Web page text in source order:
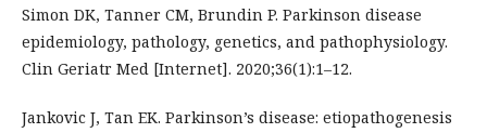
Simon DK, Tanner CM, Brundin P. Parkinson disease
epidemiology, pathology, genetics, and pathophysiology.
Clin Geriatr Med [Internet]. 2020;36(1):1–12.
Jankovic J, Tan EK. Parkinson’s disease: etiopathogenesis